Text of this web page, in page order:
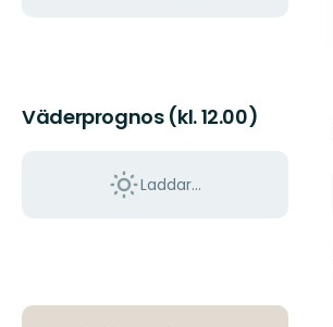
Väderprognos (kl. 12.00)
Laddar...